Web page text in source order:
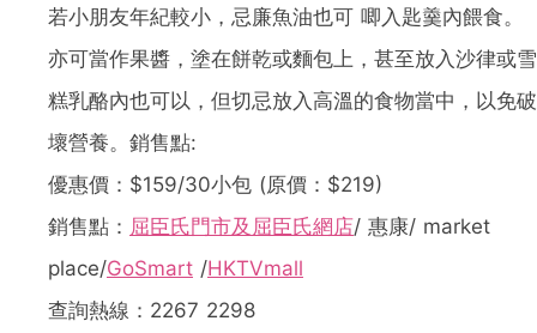
若小朋友年紀較小，忌廉魚油也可 唧入匙羹內餵食。
亦可當作果醬，塗在餅乾或麵包上，甚至放入沙律或雪
糕乳酪內也可以，但切忌放入高溫的食物當中，以免破
壞營養。銷售點:
優惠價：$159/30小包 (原價：$219)
銷售點： 屈臣氏門市及屈臣氏網店/ 惠康/ market
place/GoSmart /HKTVmall
查詢熱線：2267 2298